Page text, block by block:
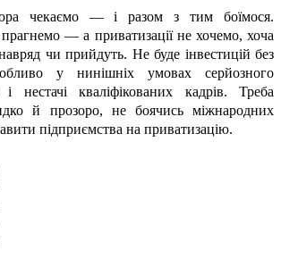
чекаємо — і разом з тим боїмося.
прагнемо — а приватизації не хочемо, хоча
чи прийдуть. Не буде інвестицій без
у нинішніх умовах серйозного
нестачі кваліфікованих кадрів. Треба
й прозоро, не боячись міжнародних
підприємства на приватизацію.